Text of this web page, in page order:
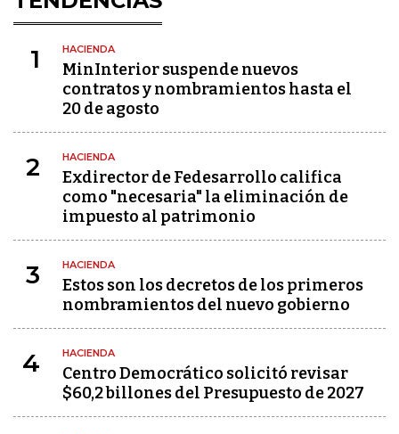
1 HACIENDA
MinInterior suspende nuevos
contratos y nombramientos hasta el
20 de agosto
2 HACIENDA
Exdirector de Fedesarrollo califica
como "necesaria" la eliminación de
impuesto al patrimonio
3 HACIENDA
Estos son los decretos de los primeros
nombramientos del nuevo gobierno
4 HACIENDA
Centro Democrático solicitó revisar
$60,2 billones del Presupuesto de 2027